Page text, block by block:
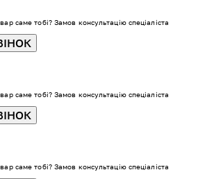
саме тобі? Замов консультацію спеціаліста
саме тобі? Замов консультацію спеціаліста
саме тобі? Замов консультацію спеціаліста